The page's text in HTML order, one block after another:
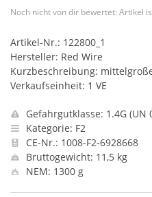
Noch nicht von dir bewertet: Artikel
Artikel-Nr.: 122800_1
Hersteller: Red Wire
Kurzbeschreibung:
Verkaufseinheit: 1 VE
Gefahrgutklasse: 1.4G (UN
Kategorie: F2
CE-Nr.: 1008-F2-6928668
Bruttogewicht: 11,5 kg
NEM: 1300 g